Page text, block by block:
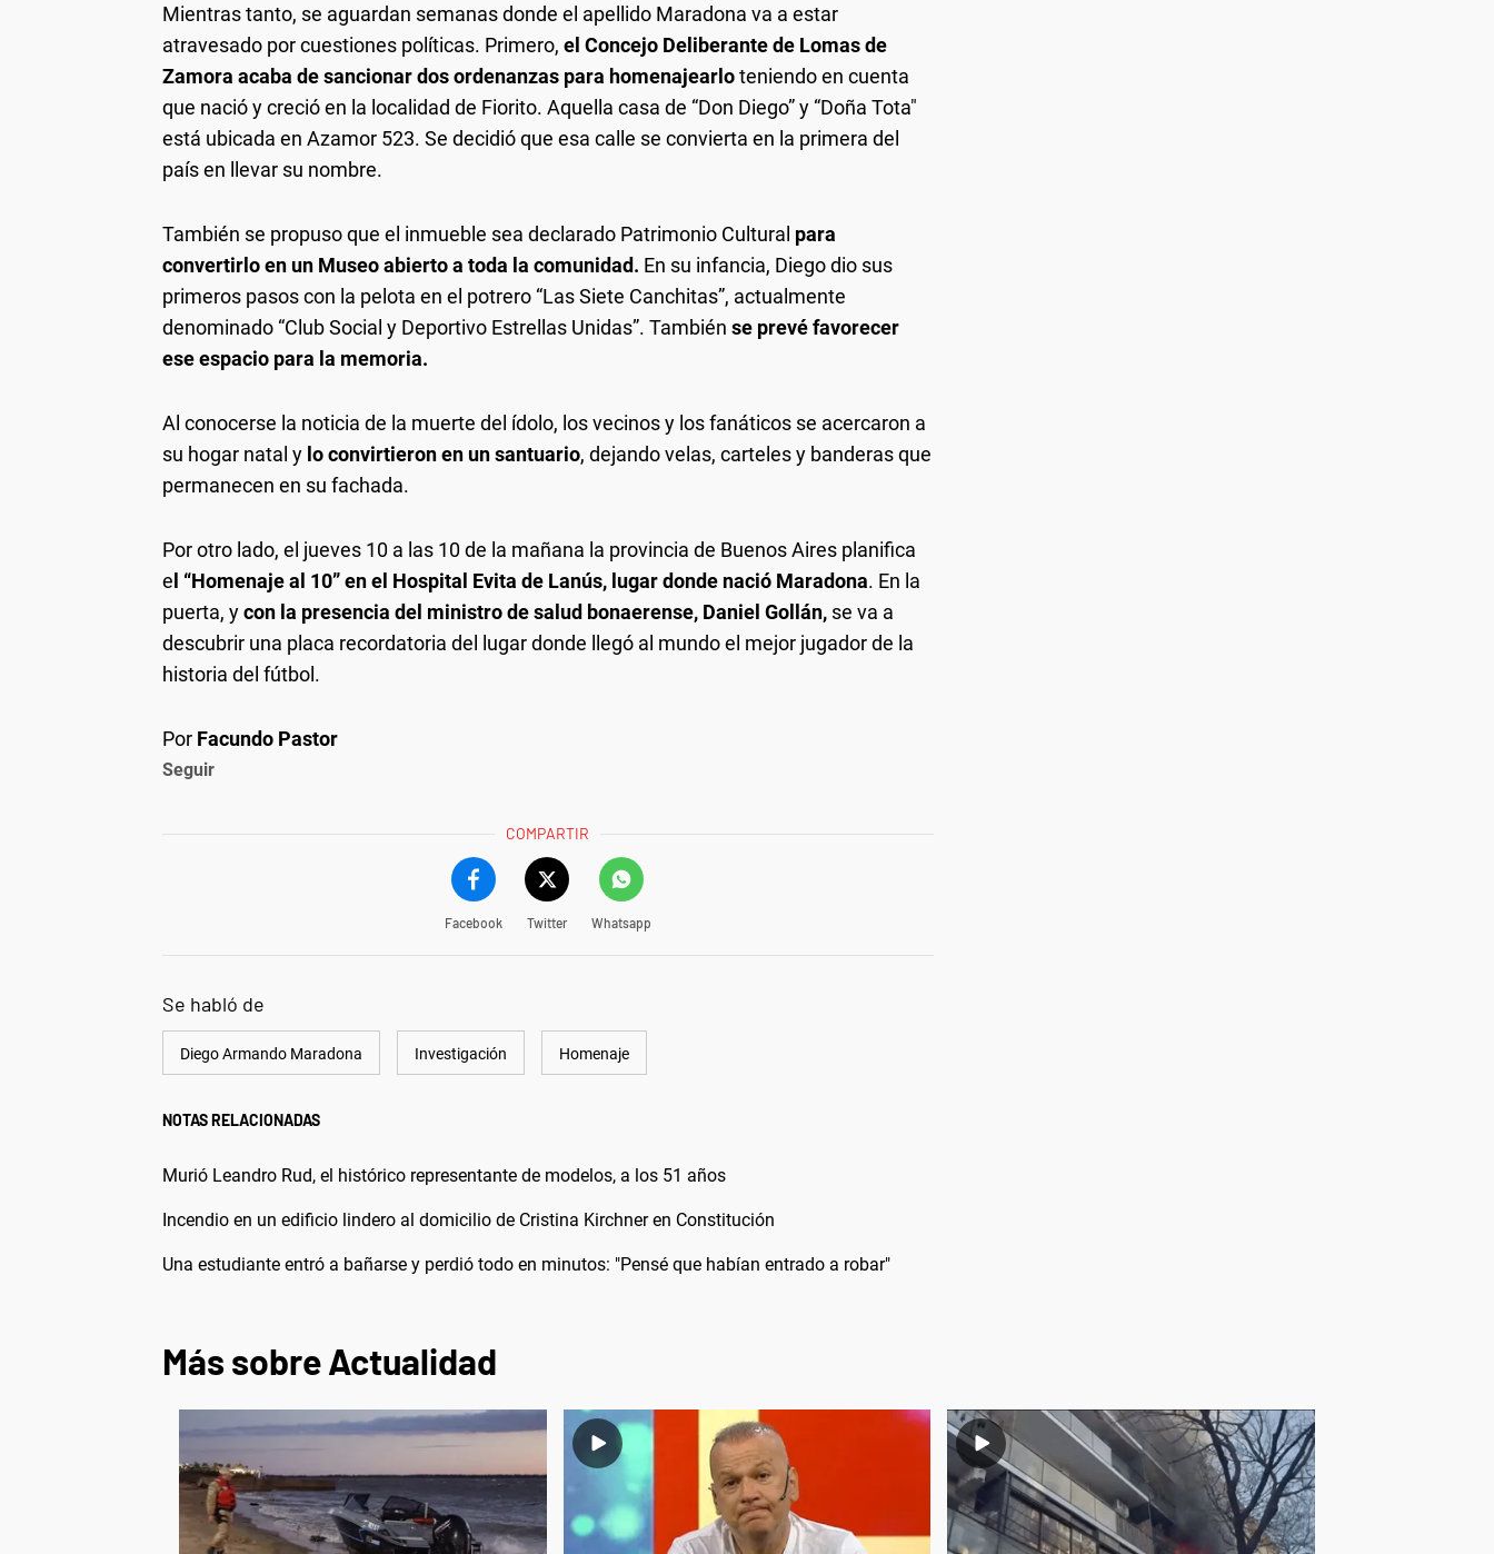
Mientras tanto, se aguardan semanas donde el apellido Maradona va a estar
atravesado por cuestiones políticas. Primero, el Concejo Deliberante de Lomas de
Zamora acaba de sancionar dos ordenanzas para homenajearloteniendo en cuenta
que nació y creció en la localidad de Fiorito. Aquella casa de “Don Diego” y “Doña Tota"
está ubicada en Azamor 523. Se decidió que esa calle se convierta en la primera del
país en llevar su nombre.
También se propuso que el inmueble sea declarado Patrimonio Cultural para
convertirlo en un Museo abierto a toda la comunidad. En su infancia, Diego dio sus
primeros pasos con la pelota en el potrero “Las Siete Canchitas”, actualmente
denominado “Club Social y Deportivo Estrellas Unidas”. También se prevé favorecer
ese espacio para la memoria.
Al conocerse la noticia de la muerte del ídolo, los vecinos y los fanáticos se acercaron a
su hogar natal y lo convirtieron en un santuario, dejando velas, carteles y banderas que
permanecen en su fachada.
Por otro lado, el jueves 10 a las 10 de la mañana la provincia de Buenos Aires planifica
el “Homenaje al 10” en el Hospital Evita de Lanús, lugar donde nació Maradona. En la
puerta, ycon la presencia del ministro de salud bonaerense, Daniel Gollán, se va a
descubrir una placa recordatoria del lugar donde llegó al mundo el mejor jugador de la
historia del fútbol.
Por Facundo Pastor
Seguir
COMPARTIR
Facebook Twitter Whatsapp
Se habló de
Diego Armando Maradona Investigación Homenaje
NOTAS RELACIONADAS
Murió Leandro Rud, el histórico representante de modelos, a los 51 años
Incendio en un edificio lindero al domicilio de Cristina Kirchner en Constitución
Una estudiante entró a bañarse y perdió todo en minutos: "Pensé que habían entrado a robar"
Más sobre Actualidad